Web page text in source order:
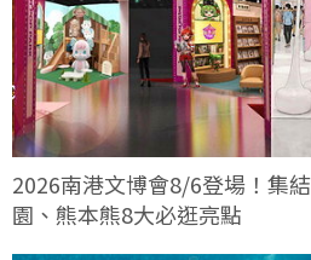
2026南港文博會8/6登場！集
園、熊本熊8大必逛亮點